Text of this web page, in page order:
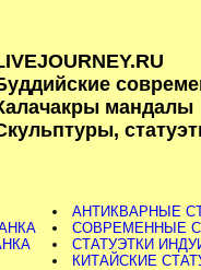
мандалы
АНТИКВАРНЫЕ
СОВРЕМЕННЫЕ
СТАТУЭТКИ
КИТАЙСКИЕ